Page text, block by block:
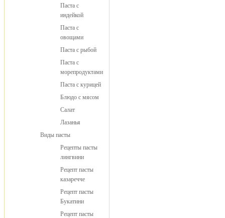
Паста с
индейкой
Паста с
овощами
Паста с рыбой
Паста с
морепродуктами
Паста с курицей
Блюдо с мясом
Салат
Лазанья
Виды пасты
Рецепты пасты
лингвини
Рецепт пасты
казаречче
Рецепт пасты
Букатини
Рецепт пасты